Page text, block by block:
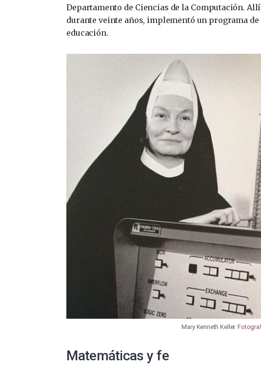
Departamento de Ciencias de la Computación.
durante veinte años, implementó un programa
educación.
Mary Kenneth Keller.
Matemáticas y fe